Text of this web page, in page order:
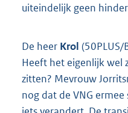
uiteindelijk geen
De heer Krol
Heeft het eigenlijk wel
zitten? Mevrouw
nog dat de VNG